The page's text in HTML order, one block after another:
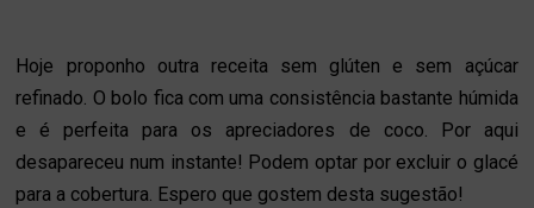
Hoje proponho outra receita sem glúten e sem açúcar
refinado. O bolo fica com uma consistência bastante húmida
e é perfeita para os apreciadores de coco. Por aqui
desapareceu num instante! Podem optar por excluir o glacé
para a cobertura. Espero que gostem desta sugestão!